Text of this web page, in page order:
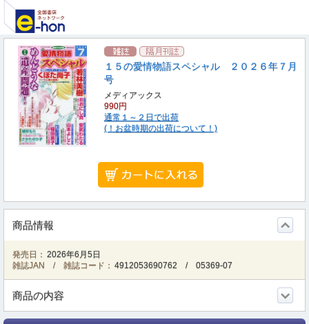
１５の愛情物語スペシャル ２０２６年７月
号
メディアックス
990円
通常１～２日で出荷
(！お盆時期の出荷について！)
商品情報
発売日： 2026年6月5日
雑誌JAN / 雑誌コード： 4912053690762 /05369-07
商品の内容